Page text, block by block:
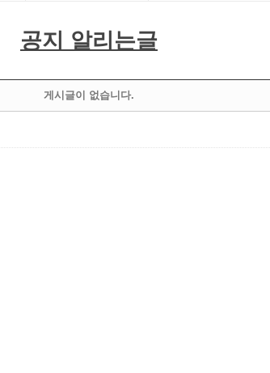
공지 알리는글
게시글이 없습니다.